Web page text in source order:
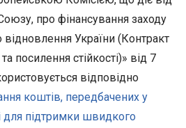
про фінансування заходу
України (Контракт
посилення стійкості)» від 7
відповідно
коштів, передбачених у
підтримки швидкого